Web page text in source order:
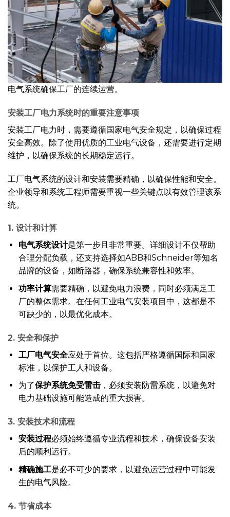
电气系统确保工厂的连续运营。
安装工厂电力系统时的重要注意事项
安装工厂电力时，需要遵循国家电气安全规定，以确保过程
安全高效。除了使用优质的工业电气设备，还需要进行定期
维护，以确保系统的长期稳定运行。
工厂电气系统的设计和安装需要精确，以确保性能和安全。
企业领导和系统工程师需要重视一些关键点以有效管理该系
统。
1. 设计和计算
电气系统设计是第一步且非常重要。详细设计不仅帮助
合理分配负载，还支持选择如ABB和Schneider等知名
品牌的设备，如断路器，确保系统兼容性和效率。
功率计算需要精确，以避免电力浪费，同时必须满足工
厂的整体需求。在任何工业电气安装项目中，这都是不
可缺少的，以最优化成本。
2. 安全和保护
工厂电气安全应处于首位。这包括严格遵循国际和国家
标准，以保护工人和设备。
为了保护系统免受雷击，必须安装防雷系统，以避免对
电力基础设施可能造成的重大损害。
3. 安装技术和流程
安装过程必须始终遵循专业流程和技术，确保设备安装
后的顺利运行。
精确施工是必不可少的要求，以避免运营过程中可能发
生的电气风险。
4. 节省成本